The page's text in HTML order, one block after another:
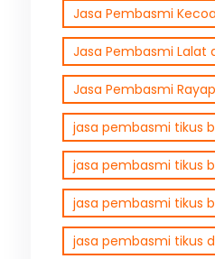
Jasa Pembasmi
Jasa Pembasmi Lalat
Jasa Pembasmi
jasa pembasmi tikus
jasa pembasmi tikus
jasa pembasmi tikus
jasa pembasmi tikus